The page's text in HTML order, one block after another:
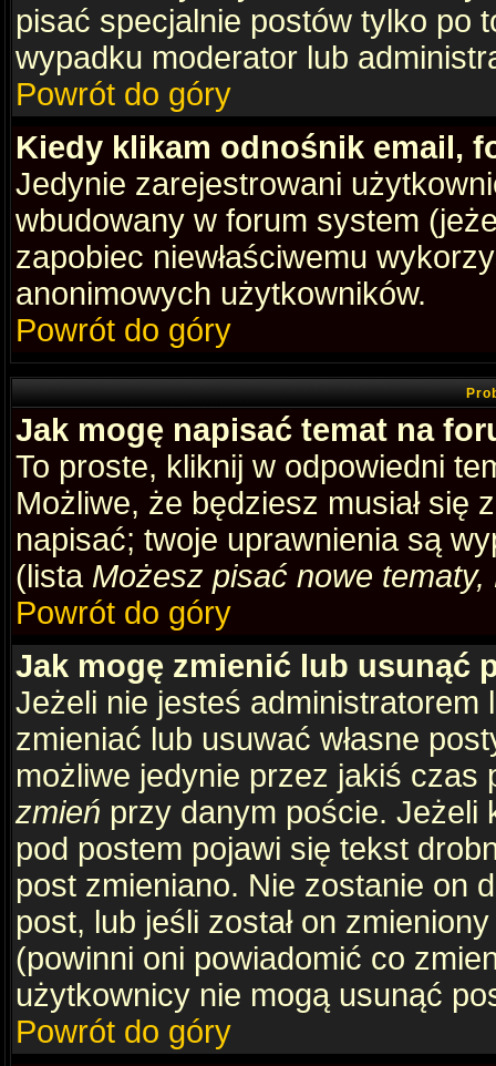
pisać specjalnie postów tylko po
wypadku moderator lub
Powrót do góry
Kiedy klikam odnośnik email,
Jedynie zarejestrowani
wbudowany w forum system
zapobiec niewłaściwemu
anonimowych użytkowników.
Powrót do góry
Jak mogę napisać temat na
To proste, kliknij w odpowiedni
Możliwe, że będziesz musiał się
napisać; twoje uprawnienia są
(lista Możesz pisać nowe
Powrót do góry
Jak mogę zmienić lub usunąć
Jeżeli nie jesteś
zmieniać lub usuwać własne
możliwe jedynie przez jakiś
zmień przy danym poście. Jeżeli
pod postem pojawi się tekst
post zmieniano. Nie zostanie on
post, lub jeśli został on
(powinni oni powiadomić co
użytkownicy nie mogą usunąć
Powrót do góry